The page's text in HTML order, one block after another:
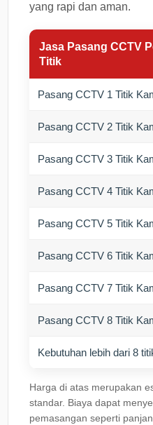
yang rapi dan aman.
Jasa Pasang CCTV
Titik
Pasang CCTV 1 Titik
Pasang CCTV 2 Titik
Pasang CCTV 3 Titik
Pasang CCTV 4 Titik
Pasang CCTV 5 Titik
Pasang CCTV 6 Titik
Pasang CCTV 7 Titik
Pasang CCTV 8 Titik
Kebutuhan lebih dari 8
Harga di atas merupakan
standar. Biaya dapat
pemasangan seperti